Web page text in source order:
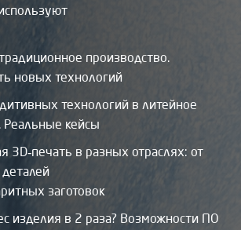
производство.
новых технологий
технологий в литейное
Реальные кейсы
3D‑печать в разных отраслях: от
заготовок
изделия в 2 раза? Возможности ПО